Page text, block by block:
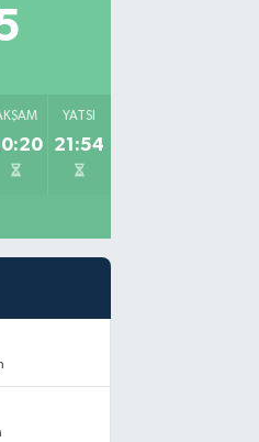
YATSI
21:54